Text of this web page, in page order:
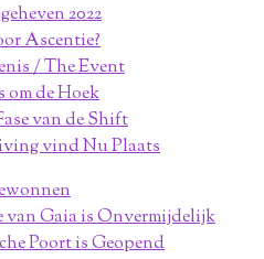
2022
Ascentie?
/ The Event
om de Hoek
van de Shift
vind Nu Plaats
van Gaia is Onvermijdelijk
Poort is Geopend